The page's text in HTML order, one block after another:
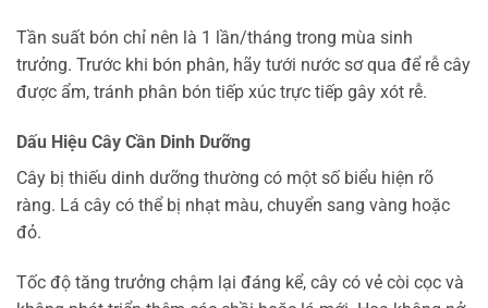
Tần suất bón chỉ nên là 1 lần/tháng trong mùa sinh
trưởng. Trước khi bón phân, hãy tưới nước sơ qua để rễ cây
được ẩm, tránh phân bón tiếp xúc trực tiếp gây xót rễ.
Dấu Hiệu Cây Cần Dinh Dưỡng
Cây bị thiếu dinh dưỡng thường có một số biểu hiện rõ
ràng. Lá cây có thể bị nhạt màu, chuyển sang vàng hoặc
đỏ.
Tốc độ tăng trưởng chậm lại đáng kể, cây có vẻ còi cọc và